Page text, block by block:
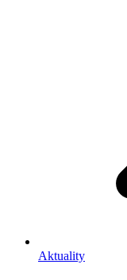
Aktuality